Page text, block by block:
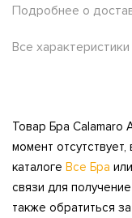
Подробнее о
Все характеристики
Товар Бра Calamaro
момент
каталоге Все Бра
связи для
также обратиться